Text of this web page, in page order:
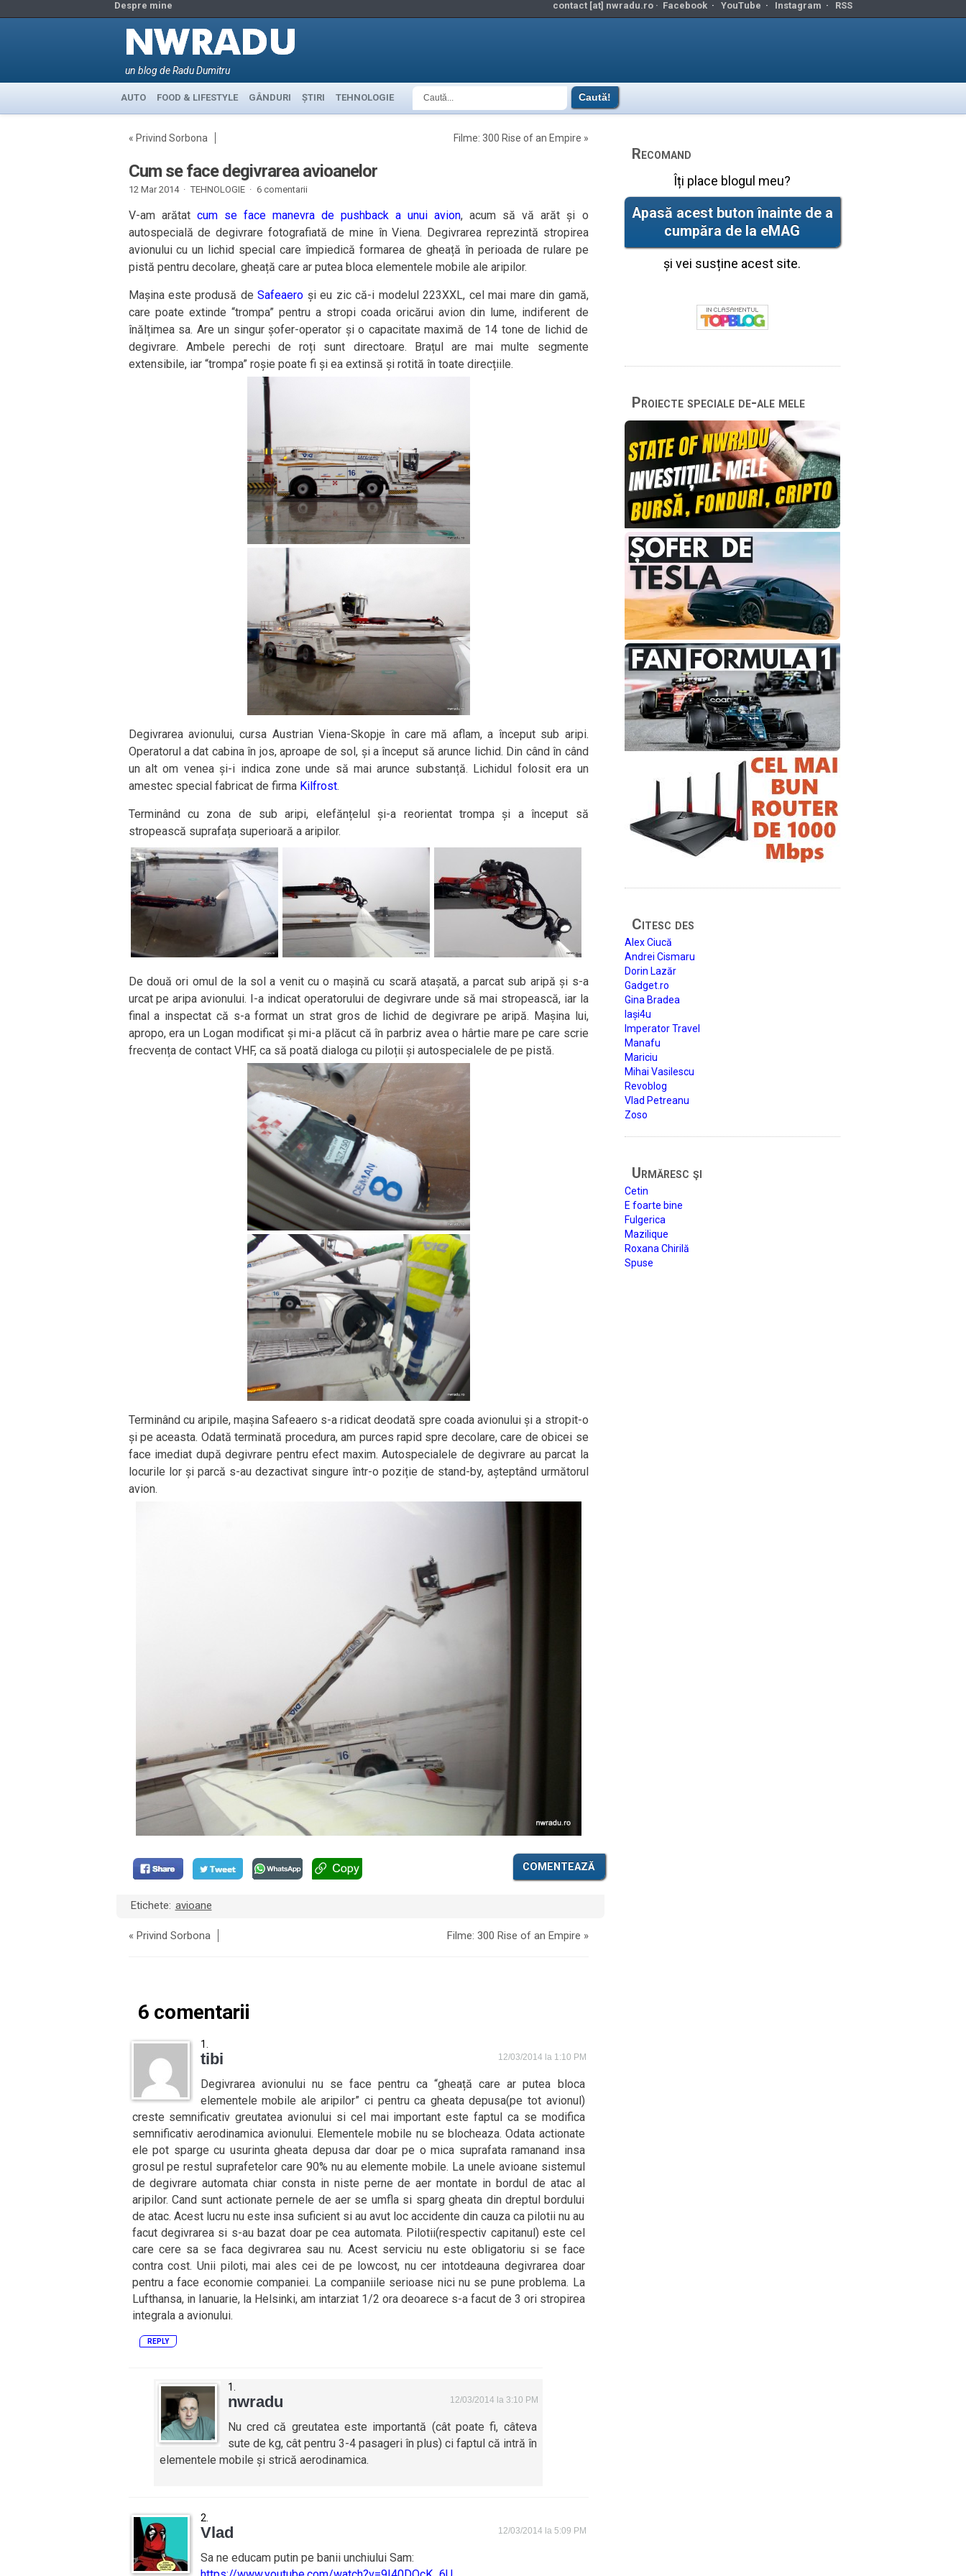
Despre mine contact [at] nwradu.ro · Facebook· YouTube · Instagram · RSS
un blog de Radu Dumitru
AUTO FOOD & LIFESTYLE GÂNDURI ȘTIRI TEHNOLOGIE
« Privind Sorbona Filme: 300 Rise of an Empire »
Cum se face degivrarea avioanelor
12 Mar 2014 · TEHNOLOGIE· 6 comentarii
V-am arătat cum se face manevra de pushback a unui avion, acum să vă arăt și o
autospecială de degivrare fotografiată de mine în Viena. Degivrarea reprezintă stropirea
avionului cu un lichid special care împiedică formarea de gheață în perioada de rulare pe
pistă pentru decolare, gheață care ar putea bloca elementele mobile ale aripilor.
Mașina este produsă deSafeaero și eu zic că-i modelul 223XXL, cel mai mare din gamă,
care poate extinde “trompa” pentru a stropi coada oricărui avion din lume, indiferent de
înălțimea sa. Are un singur șofer-operator și o capacitate maximă de 14 tone de lichid de
degivrare. Ambele perechi de roți sunt directoare. Brațul are mai multe segmente
extensibile, iar “trompa” roșie poate fi și ea extinsă și rotită în toate direcțiile.
Degivrarea avionului, cursa Austrian Viena-Skopje în care mă aflam, a început sub aripi.
Operatorul a dat cabina în jos, aproape de sol, și a început să arunce lichid. Din când în când
un alt om venea și-i indica zone unde să mai arunce substanță. Lichidul folosit era un
amestec special fabricat de firma Kilfrost.
Terminând cu zona de sub aripi, elefănțelul și-a reorientat trompa și a început să
stropească suprafața superioară a aripilor.
De două ori omul de la sol a venit cu o mașină cu scară atașată, a parcat sub aripă și s-a
urcat pe aripa avionului. I-a indicat operatorului de degivrare unde să mai stropească, iar la
final a inspectat că s-a format un strat gros de lichid de degivrare pe aripă. Mașina lui,
apropo, era un Logan modificat și mi-a plăcut că în parbriz avea o hârtie mare pe care scrie
frecvența de contact VHF, ca să poată dialoga cu piloții și autospecialele de pe pistă.
Terminând cu aripile, mașina Safeaero s-a ridicat deodată spre coada avionului și a stropit-o
și pe aceasta. Odată terminată procedura, am purces rapid spre decolare, care de obicei se
face imediat după degivrare pentru efect maxim. Autospecialele de degivrare au parcat la
locurile lor și parcă s-au dezactivat singure într-o poziție de stand-by, așteptând următorul
avion.
COMENTEAZĂ
Etichete: avioane
« Privind Sorbona Filme: 300 Rise of an Empire »
6 comentarii
tibi 12/03/2014 la 1:10 PM
Degivrarea avionului nu se face pentru ca “gheață care ar putea bloca
elementele mobile ale aripilor” ci pentru ca gheata depusa(pe tot avionul)
creste semnificativ greutatea avionului si cel mai important este faptul ca se modifica
semnificativ aerodinamica avionului. Elementele mobile nu se blocheaza. Odata actionate
ele pot sparge cu usurinta gheata depusa dar doar pe o mica suprafata ramanand insa
grosul pe restul suprafetelor care 90% nu au elemente mobile. La unele avioane sistemul
de degivrare automata chiar consta in niste perne de aer montate in bordul de atac al
aripilor. Cand sunt actionate pernele de aer se umfla si sparg gheata din dreptul bordului
de atac. Acest lucru nu este insa suficient si au avut loc accidente din cauza ca pilotii nu au
facut degivrarea si s-au bazat doar pe cea automata. Pilotii(respectiv capitanul) este cel
care cere sa se faca degivrarea sau nu. Acest serviciu nu este obligatoriu si se face
contra cost. Unii piloti, mai ales cei de pe lowcost, nu cer intotdeauna degivrarea doar
pentru a face economie companiei. La companiile serioase nici nu se pune problema. La
Lufthansa, in Ianuarie, la Helsinki, am intarziat 1/2 ora deoarece s-a facut de 3 ori stropirea
integrala a avionului.
REPLY
nwradu 12/03/2014 la 3:10 PM
Nu cred că greutatea este importantă (cât poate fi, câteva
sute de kg, cât pentru 3-4 pasageri în plus) ci faptul că intră în
elementele mobile și strică aerodinamica.
Vlad 12/03/2014 la 5:09 PM
Sa ne educam putin pe banii unchiului Sam:
Recomand
Îți place blogul meu?
Apasă acest buton înainte de a
cumpăra de la eMAG
și vei susține acest site.
Proiecte speciale de-ale mele
Citesc des
Alex Ciucă
Andrei Cismaru
Dorin Lazăr
Gadget.ro
Gina Bradea
Iași4u
Imperator Travel
Manafu
Mariciu
Mihai Vasilescu
Revoblog
Vlad Petreanu
Zoso
Urmăresc şi
Cetin
E foarte bine
Fulgerica
Mazilique
Roxana Chirilă
Spuse